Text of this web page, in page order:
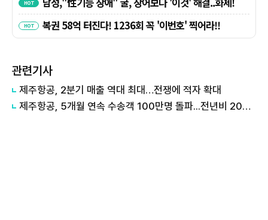
관련기사
제주항공, 2분기 매출 역대 최대…전쟁에 적자 확대
제주항공, 5개월 연속 수송객 100만명 돌파...전년비 20% 급증